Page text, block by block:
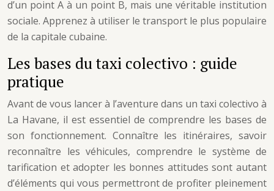
d’un point A à un point B, mais une véritable institution
sociale. Apprenez à utiliser le transport le plus populaire
de la capitale cubaine.
Les bases du taxi colectivo : guide
pratique
Avant de vous lancer à l’aventure dans un taxi colectivo à
La Havane, il est essentiel de comprendre les bases de
son fonctionnement. Connaître les itinéraires, savoir
reconnaître les véhicules, comprendre le système de
tarification et adopter les bonnes attitudes sont autant
d’éléments qui vous permettront de profiter pleinement